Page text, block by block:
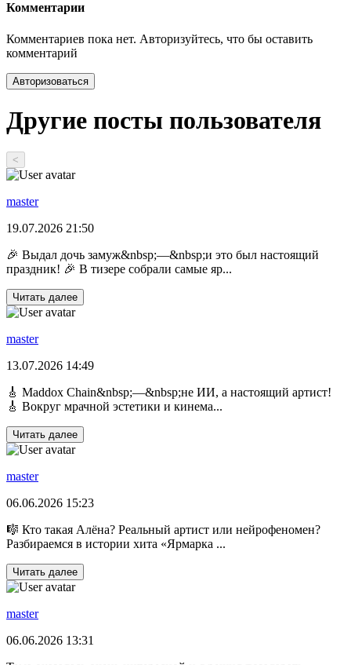
Комментарии
Комментариев пока нет. Авторизуйтесь, что бы оставить
комментарий
Авторизоваться
Другие посты пользователя
<
master
19.07.2026 21:50
🎉 Выдал дочь замуж&nbsp;—&nbsp;и это был настоящий
праздник! 🎉 В тизере собрали самые яр...
Читать далее
master
13.07.2026 14:49
🎸 Maddox Chain&nbsp;—&nbsp;не ИИ, а настоящий артист!
🎸 Вокруг мрачной эстетики и кинема...
Читать далее
master
06.06.2026 15:23
🎼 Кто такая Алёна? Реальный артист или нейрофеномен?
Разбираемся в истории хита «Ярмарка ...
Читать далее
master
06.06.2026 13:31